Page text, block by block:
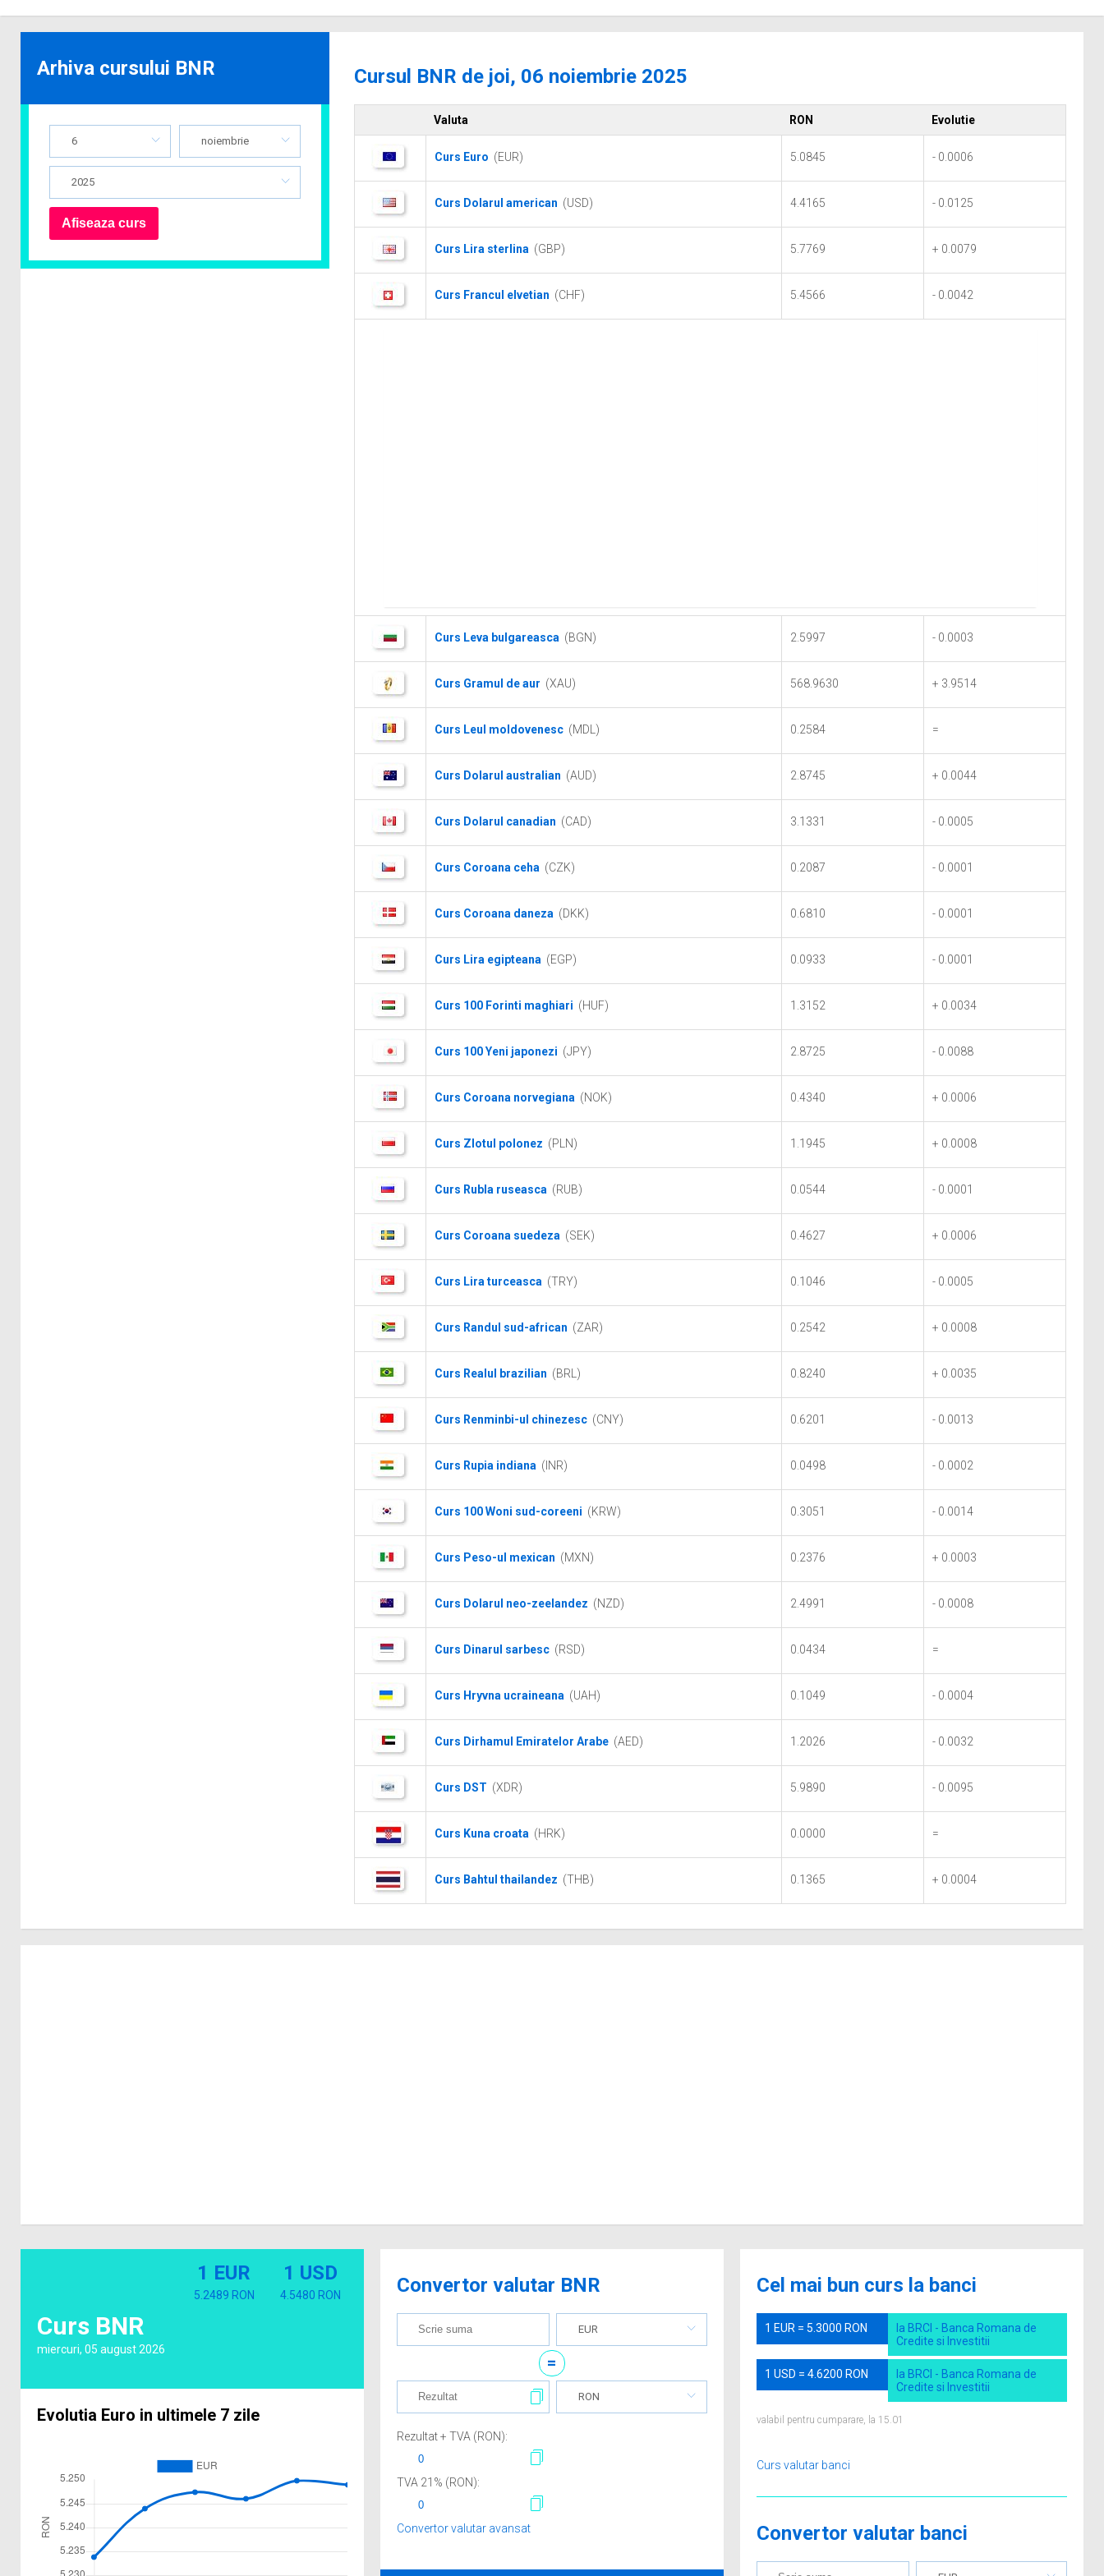
Cursul BNR de joi, 06 noiembrie 2025
Valuta RON Evolutie
Curs Euro (EUR) 5.0845 - 0.0006
Curs Dolarul american (USD) 4.4165 - 0.0125
Curs Lira sterlina (GBP) 5.7769 + 0.0079
Curs Francul elvetian (CHF) 5.4566 - 0.0042
Curs Leva bulgareasca (BGN) 2.5997 - 0.0003
Curs Gramul de aur (XAU) 568.9630 + 3.9514
Curs Leul moldovenesc (MDL) 0.2584 =
Curs Dolarul australian (AUD) 2.8745 + 0.0044
Curs Dolarul canadian (CAD) 3.1331 - 0.0005
Curs Coroana ceha (CZK) 0.2087 - 0.0001
Curs Coroana daneza (DKK) 0.6810 - 0.0001
Curs Lira egipteana (EGP) 0.0933 - 0.0001
Curs 100 Forinti maghiari (HUF) 1.3152 + 0.0034
Curs 100 Yeni japonezi (JPY) 2.8725 - 0.0088
Curs Coroana norvegiana (NOK) 0.4340 + 0.0006
Curs Zlotul polonez (PLN) 1.1945 + 0.0008
Curs Rubla ruseasca (RUB) 0.0544 - 0.0001
Curs Coroana suedeza (SEK) 0.4627 + 0.0006
Curs Lira turceasca (TRY) 0.1046 - 0.0005
Curs Randul sud-african (ZAR) 0.2542 + 0.0008
Curs Realul brazilian (BRL) 0.8240 + 0.0035
Curs Renminbi-ul chinezesc (CNY) 0.6201 - 0.0013
Curs Rupia indiana (INR) 0.0498 - 0.0002
Curs 100 Woni sud-coreeni (KRW) 0.3051 - 0.0014
Curs Peso-ul mexican (MXN) 0.2376 + 0.0003
Curs Dolarul neo-zeelandez (NZD) 2.4991 - 0.0008
Curs Dinarul sarbesc (RSD) 0.0434 =
Curs Hryvna ucraineana (UAH) 0.1049 - 0.0004
Curs Dirhamul Emiratelor Arabe (AED) 1.2026 - 0.0032
Curs DST (XDR) 5.9890 - 0.0095
Curs Kuna croata (HRK) 0.0000 =
Curs Bahtul thailandez (THB) 0.1365 + 0.0004
Arhiva cursului BNR
6 noiembrie
2025
Curs BNR
miercuri, 05 august 2026
1 EUR
5.2489 RON
1 USD
4.5480 RON
Evolutia Euro in ultimele 7 zile
Convertor valutar BNR
EUR
=
RON
Rezultat + TVA (RON):
TVA 21 % (RON):
Convertor valutar avansat
Cel mai bun curs la banci
1 EUR = 5.3000 RON
la BRCI - Banca Romana de
Credite si Investitii
1 USD = 4.6200 RON
la BRCI - Banca Romana de
Credite si Investitii
valabil pentru cumparare, la 15.01
Curs valutar banci
Convertor valutar banci